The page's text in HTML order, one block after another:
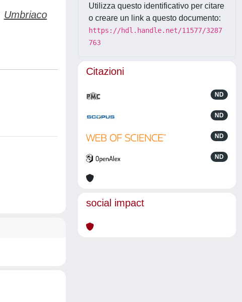
Umbriaco
Utilizza questo identificativo per citare
o creare un link a questo documento:
https://hdl.handle.net/11577/3287
763
Citazioni
ND
ND
ND
ND
social impact